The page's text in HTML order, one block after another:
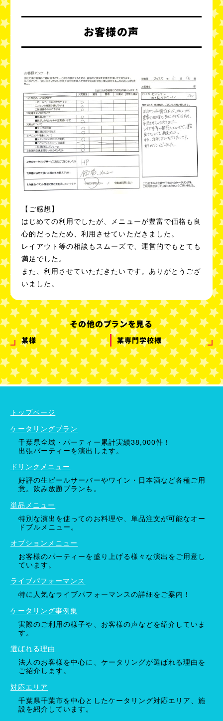
お客様の声
【ご感想】
はじめての利用でしたが、メニューが豊富で価格も良
心的だったため、利用させていただきました。
レイアウト等の相談もスムーズで、運営的でもとても
満足でした。
また、利用させていただきたいです。ありがとうござ
いました。
その他のプランを見る
某様 某専門学校様
ケータリングプラン
ドリンクメニュー
単品オプション
トップページ
ケータリングプラン
千葉県全域・パーティー累計実績38,000件！
出張パーティーを演出します。
ドリンクメニュー
好評の生ビールサーバーやワイン・日本酒など各種ご用
意。飲み放題プランも。
単品メニュー
特別な演出を使ってのお料理や、単品注文が可能なオー
ドブルメニュー。
オプションメニュー
お客様のパーティーを盛り上げる様々な演出をご用意し
ています。
ライブパフォーマンス
特に人気なライブパフォーマンスの詳細をご案内！
ケータリング事例集
実際のご利用の様子や、お客様の声などを紹介していま
す。
選ばれる理由
法人のお客様を中心に、ケータリングが選ばれる理由を
ご紹介します。
対応エリア
千葉県千葉市を中心としたケータリング対応エリア、施
設を紹介しています。